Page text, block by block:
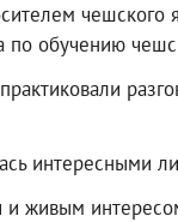
чешского
по обучению
интересными
живым